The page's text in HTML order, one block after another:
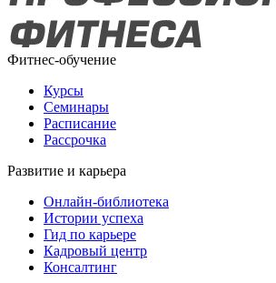
Фитнес-обучение
Курсы
Семинары
Расписание
Рассрочка
Развитие и карьера
Онлайн-библиотека
Истории успеха
Гид по карьере
Кадровый центр
Консалтинг